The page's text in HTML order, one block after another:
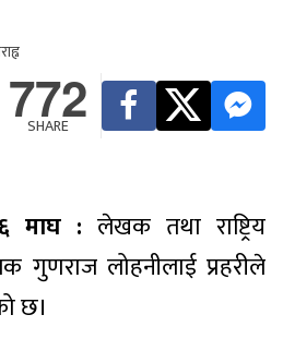
772
SHARE
माघ : लेखक तथा राष्ट्रिय
गुणराज लोहनीलाई प्रहरीले
छ।